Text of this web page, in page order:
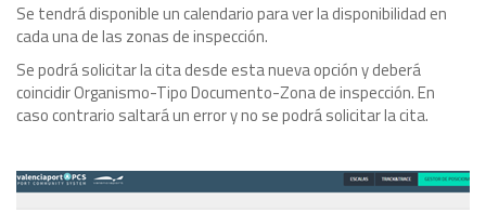
Se tendrá disponible un calendario para ver la disponibilidad en
cada una de las zonas de inspección.
Se podrá solicitar la cita desde esta nueva opción y deberá
coincidir Organismo-Tipo Documento-Zona de inspección. En
caso contrario saltará un error y no se podrá solicitar la cita.